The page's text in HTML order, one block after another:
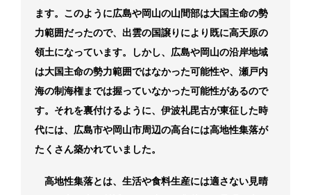
ます。このように広島や岡山の山間部は大国主命の勢
力範囲だったので、出雲の国譲りにより既に高天原の
領土になっています。しかし、広島や岡山の沿岸地域
は大国主命の勢力範囲ではなかった可能性や、瀬戸内
海の制海権までは握っていなかった可能性があるので
す。それを裏付けるように、伊波礼毘古が東征した時
代には、広島市や岡山市周辺の高台には高地性集落が
たくさん築かれていました。
高地性集落とは、生活や食料生産には適さない見晴